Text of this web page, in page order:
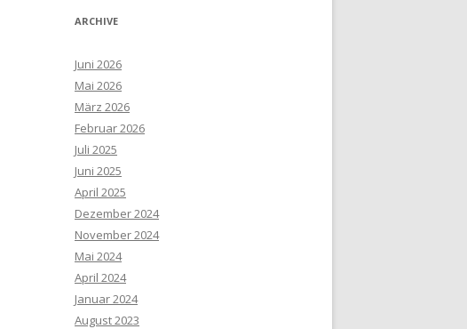
ARCHIVE
Juni 2026
Mai 2026
März 2026
Februar 2026
Juli 2025
Juni 2025
April 2025
Dezember 2024
November 2024
Mai 2024
April 2024
Januar 2024
August 2023